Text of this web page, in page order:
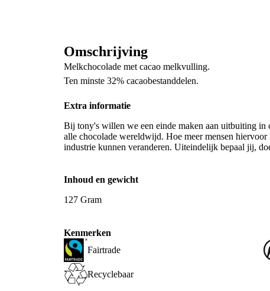
Omschrijving
Melkchocolade met cacao melkvulling.
Ten minste 32% cacaobestanddelen.
Extra informatie
Bij tony's willen we een einde maken aan uitbuiting in
alle chocolade wereldwijd. Hoe meer mensen
industrie kunnen veranderen. Uiteindelijk bepaal jij,
Inhoud en gewicht
127 Gram
Kenmerken
Fairtrade
Recyclebaar